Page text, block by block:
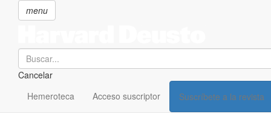
menu
Search
Cancelar
Hemeroteca Acceso suscriptor Suscríbete a la revista
SECCIONES
Suscríbete a Harvard Deusto